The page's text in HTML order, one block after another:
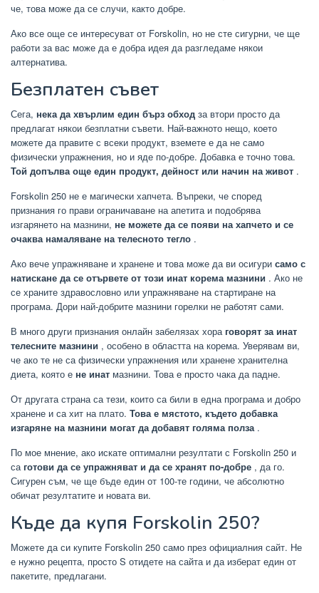
че, това може да се случи, както добре.
Ако все още се интересуват от Forskolin, но не сте сигурни, че ще
работи за вас може да е добра идея да разгледаме някои
алтернатива.
Безплатен съвет
Сега, нека да хвърлим един бърз обход за втори просто да
предлагат някои безплатни съвети. Най-важното нещо, което
можете да правите с всеки продукт, вземете е да не само
физически упражнения, но и яде по-добре. Добавка е точно това.
Той допълва още един продукт, дейност или начин на живот .
Forskolin 250 не е магически хапчета. Въпреки, че според
признания го прави ограничаване на апетита и подобрява
изгарянето на мазнини, не можете да се появи на хапчето и се
очаква намаляване на телесното тегло .
Ако вече упражняване и хранене и това може да ви осигури само с
натискане да се отървете от този инат корема мазнини . Ако не
се храните здравословно или упражняване на стартиране на
програма. Дори най-добрите мазнини горелки не работят сами.
В много други признания онлайн забелязах хора говорят за инат
телесните мазнини , особено в областта на корема. Уверявам ви,
че ако те не са физически упражнения или хранене хранителна
диета, която е не инат мазнини. Това е просто чака да падне.
От другата страна са тези, които са били в една програма и добро
хранене и са хит на плато. Това е мястото, където добавка
изгаряне на мазнини могат да добавят голяма полза.
По мое мнение, ако искате оптимални резултати с Forskolin 250 и
са готови да се упражняват и да се хранят по-добре , да го.
Сигурен съм, че ще бъде един от 100-те години, че абсолютно
обичат резултатите и новата ви.
Къде да купя Forskolin 250?
Можете да си купите Forskolin 250 само през официалния сайт. Не
е нужно рецепта, просто S отидете на сайта и да изберат един от
пакетите, предлагани.